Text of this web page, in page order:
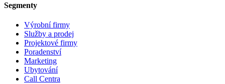
Segmenty
Výrobní firmy
Služby a prodej
Projektové firmy
Poradenství
Marketing
Ubytování
Call Centra